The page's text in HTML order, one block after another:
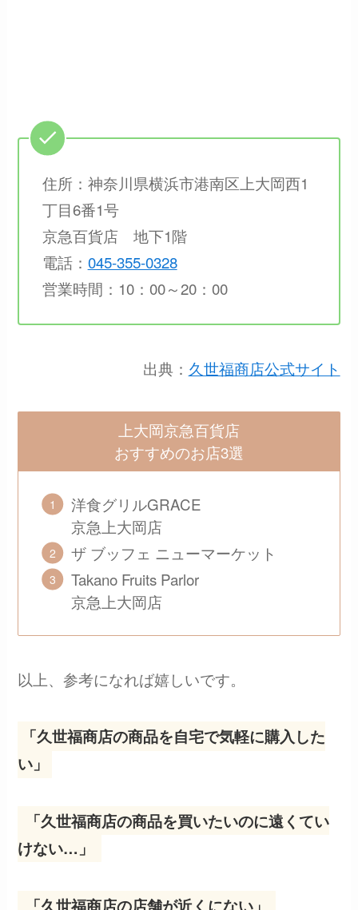
住所：神奈川県横浜市港南区上大岡西1
丁目6番1号
京急百貨店 地下1階
電話： 045-355-0328
営業時間：10：00～20：00
出典： 久世福商店公式サイト
上大岡京急百貨店
おすすめのお店3選
洋食グリルGRACE
京急上大岡店
ザ ブッフェ ニューマーケット
Takano Fruits Parlor
京急上大岡店
以上、参考になれば嬉しいです。
「久世福商店の商品を自宅で気軽に購入した
い」
「久世福商店の商品を買いたいのに遠くてい
けない…」
「久世福商店の店舗が近くにない」